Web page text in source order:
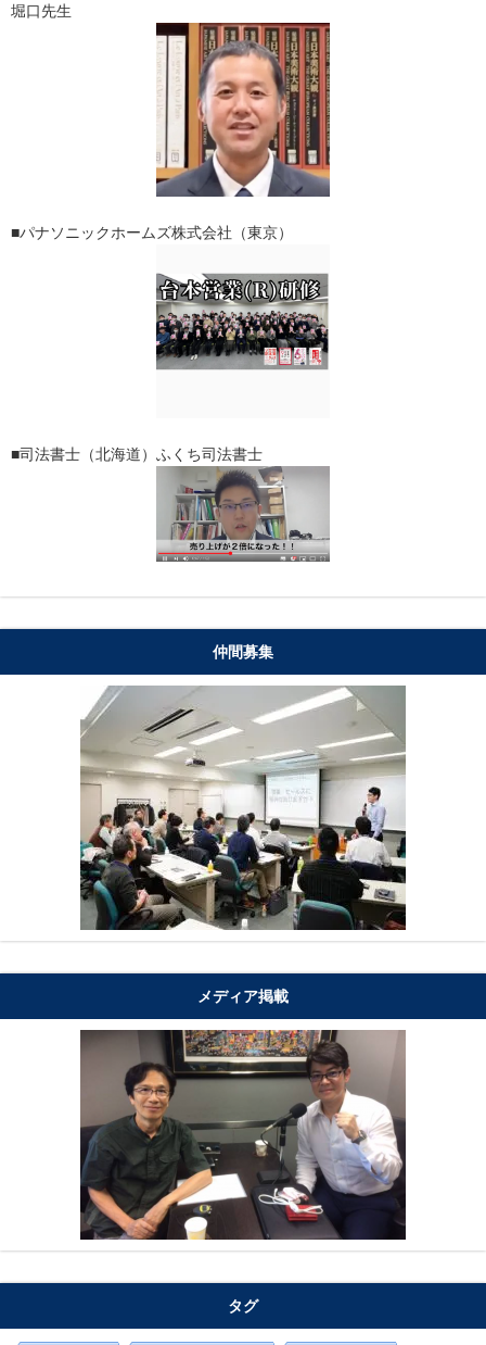
堀口先生
■パナソニックホームズ株式会社（東京）
■司法書士（北海道）ふくち司法書士
仲間募集
メディア掲載
タグ